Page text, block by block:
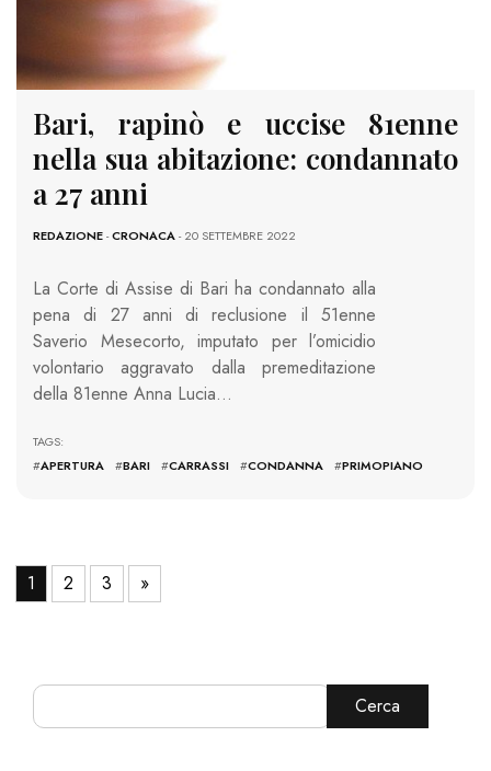
Bari, rapinò e uccise 81enne
nella sua abitazione: condannato
a 27 anni
REDAZIONE-CRONACA- 20 SETTEMBRE 2022
La Corte di Assise di Bari ha condannato alla
pena di 27 anni di reclusione il 51enne
Saverio Mesecorto, imputato per l’omicidio
volontario aggravato dalla premeditazione
della 81enne Anna Lucia…
TAGS:
#APERTURA #BARI #CARRASSI #CONDANNA #PRIMOPIANO
1 2 3 »
Cerca